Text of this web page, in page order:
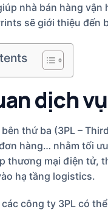
nhà bán hàng
sẽ giới thiệu đến
dịch
thứ ba (3PL –
hàng… nhằm tối
thương mại điện tử,
hạ tầng logistics.
các công ty 3PL có